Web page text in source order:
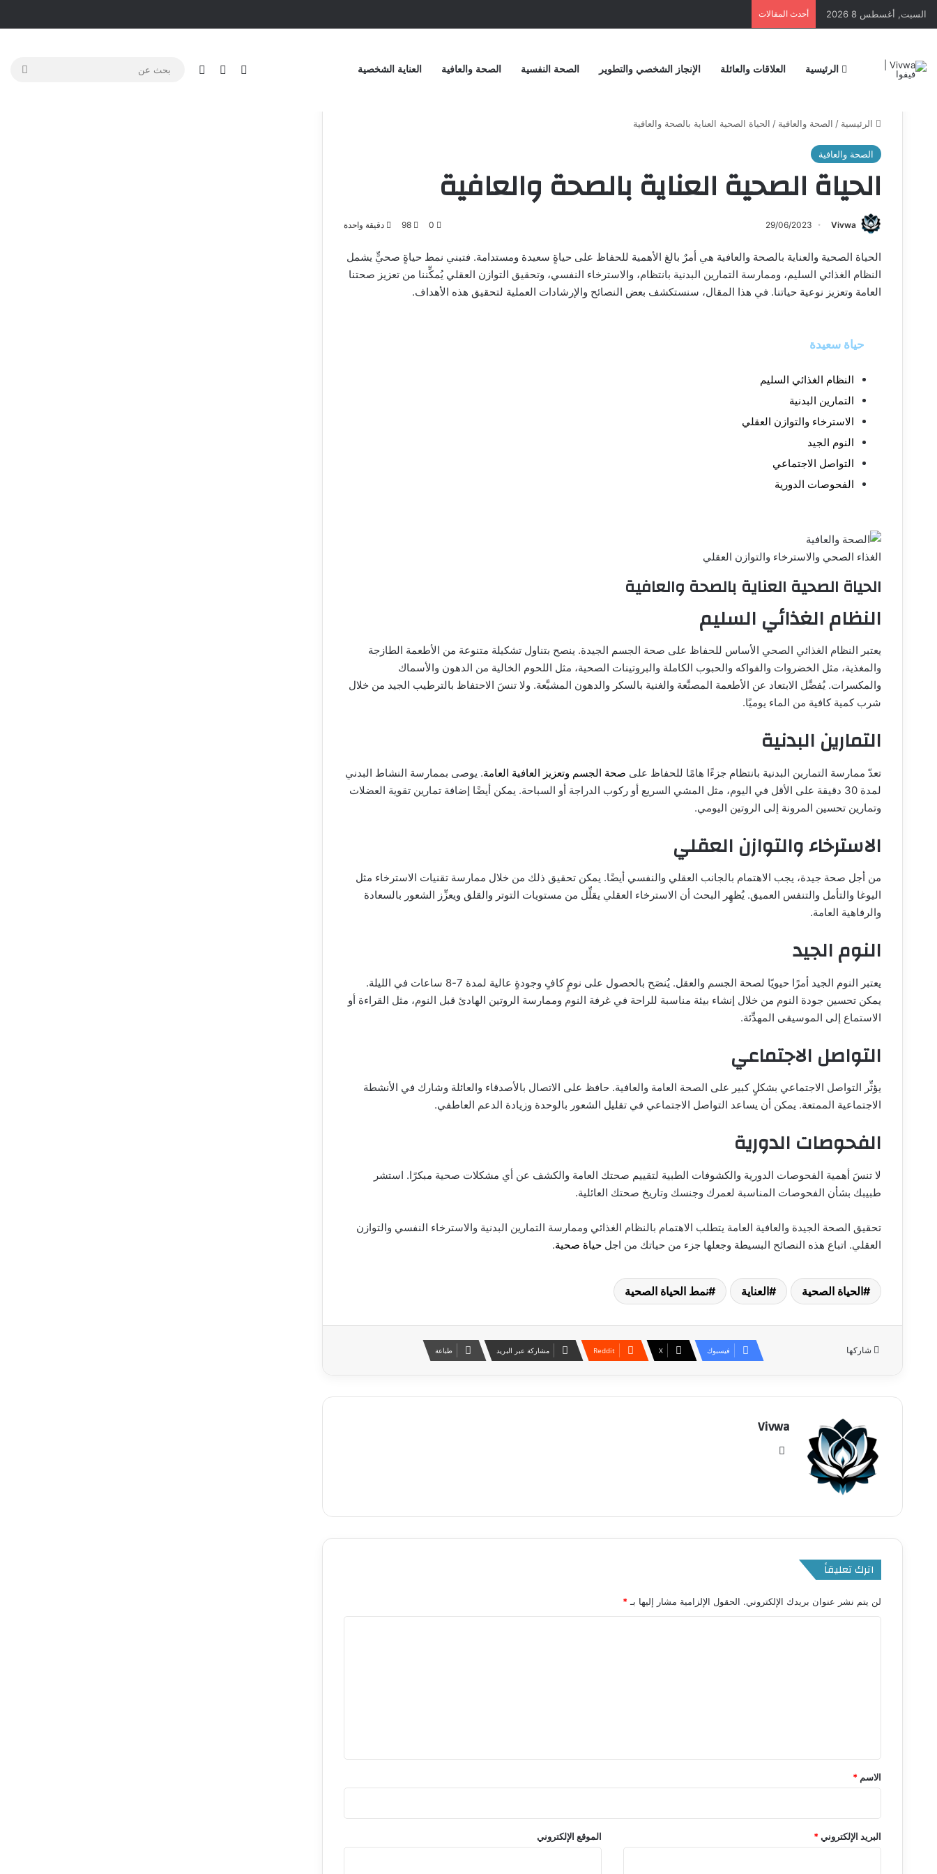
السبت, أغسطس 8 2026 أحدث المقالات
الرئيسية العلاقات والعائلة الإنجاز الشخصي والتطوير الصحة النفسية الصحة والعافية العناية الشخصية تسجيل الدخول
مقال عشوائي
الوضع المظلم
الرئيسية / الصحة والعافية / الحياة الصحية العناية بالصحة والعافية
الصحة والعافية
الحياة الصحية العناية بالصحة والعافية
Vivwa
29/06/2023
0
98 دقيقة واحدة
الحياة الصحية والعناية بالصحة والعافية هي أمرٌ بالغ الأهمية للحفاظ على حياةٍ سعيدة ومستدامة. فتبني نمط حياةٍ صحيٍّ يشمل
النظام الغذائي السليم، وممارسة التمارين البدنية بانتظام، والاسترخاء النفسي، وتحقيق التوازن العقلي يُمكِّننا من تعزيز صحتنا
العامة وتعزيز نوعية حياتنا. في هذا المقال، سنستكشف بعض النصائح والإرشادات العملية لتحقيق هذه الأهداف.
حياة سعيدة
النظام الغذائي السليم
التمارين البدنية
الاسترخاء والتوازن العقلي
النوم الجيد
التواصل الاجتماعي
الفحوصات الدورية
الغذاء الصحي والاسترخاء والتوازن العقلي
الحياة الصحية العناية بالصحة والعافية
النظام الغذائي السليم
يعتبر النظام الغذائي الصحي الأساس للحفاظ على صحة الجسم الجيدة. ينصح بتناول تشكيلة متنوعة من الأطعمة الطازجة
والمغذية، مثل الخضروات والفواكه والحبوب الكاملة والبروتينات الصحية، مثل اللحوم الخالية من الدهون والأسماك
والمكسرات. يُفضَّل الابتعاد عن الأطعمة المصنَّعة والغنية بالسكر والدهون المشبَّعة. ولا تنسَ الاحتفاظ بالترطيب الجيد من خلال
شرب كمية كافية من الماء يوميًا.
التمارين البدنية
تعدّ ممارسة التمارين البدنية بانتظام جزءًا هامًا للحفاظ على صحة الجسم وتعزيز العافية العامة. يوصى بممارسة النشاط البدني
لمدة 30 دقيقة على الأقل في اليوم، مثل المشي السريع أو ركوب الدراجة أو السباحة. يمكن أيضًا إضافة تمارين تقوية العضلات
وتمارين تحسين المرونة إلى الروتين اليومي.
الاسترخاء والتوازن العقلي
من أجل صحة جيدة، يجب الاهتمام بالجانب العقلي والنفسي أيضًا. يمكن تحقيق ذلك من خلال ممارسة تقنيات الاسترخاء مثل
اليوغا والتأمل والتنفس العميق. يُظهِر البحث أن الاسترخاء العقلي يقلِّل من مستويات التوتر والقلق ويعزِّز الشعور بالسعادة
والرفاهية العامة.
النوم الجيد
يعتبر النوم الجيد أمرًا حيويًا لصحة الجسم والعقل. يُنصَح بالحصول على نومٍ كافٍ وجودةٍ عالية لمدة 7-8 ساعات في الليلة.
يمكن تحسين جودة النوم من خلال إنشاء بيئة مناسبة للراحة في غرفة النوم وممارسة الروتين الهادئ قبل النوم، مثل القراءة أو
الاستماع إلى الموسيقى المهدِّئة.
التواصل الاجتماعي
يؤثِّر التواصل الاجتماعي بشكلٍ كبير على الصحة العامة والعافية. حافظ على الاتصال بالأصدقاء والعائلة وشارك في الأنشطة
الاجتماعية الممتعة. يمكن أن يساعد التواصل الاجتماعي في تقليل الشعور بالوحدة وزيادة الدعم العاطفي.
الفحوصات الدورية
لا تنسَ أهمية الفحوصات الدورية والكشوفات الطبية لتقييم صحتك العامة والكشف عن أي مشكلات صحية مبكرًا. استشر
طبيبك بشأن الفحوصات المناسبة لعمرك وجنسك وتاريخ صحتك العائلية.
تحقيق الصحة الجيدة والعافية العامة يتطلب الاهتمام بالنظام الغذائي وممارسة التمارين البدنية والاسترخاء النفسي والتوازن
العقلي. اتباع هذه النصائح البسيطة وجعلها جزء من حياتك من اجل حياة صحية.
الحياة الصحية العناية نمط الحياة الصحية
شاركها فيسبوك ‫X مشاركة عبر البريد طباعة
Vivwa
اترك تعليقاً
لن يتم نشر عنوان بريدك الإلكتروني. الحقول الإلزامية مشار إليها بـ *
*
الاسم *
البريد الإلكتروني* الموقع الإلكتروني